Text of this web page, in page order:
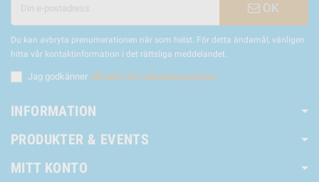
OK
Du kan avbryta prenumerationen när som helst. För detta ändamål, vänligen
hitta vår kontaktinformation i det rättsliga meddelandet.
Jag godkänner villkoren och sekretesspolicyen
INFORMATION
PRODUKTER & EVENTS
MITT KONTO